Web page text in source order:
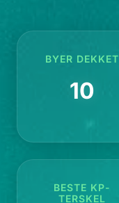
BYER DEKKET
10
BESTE KP-
TERSKEL